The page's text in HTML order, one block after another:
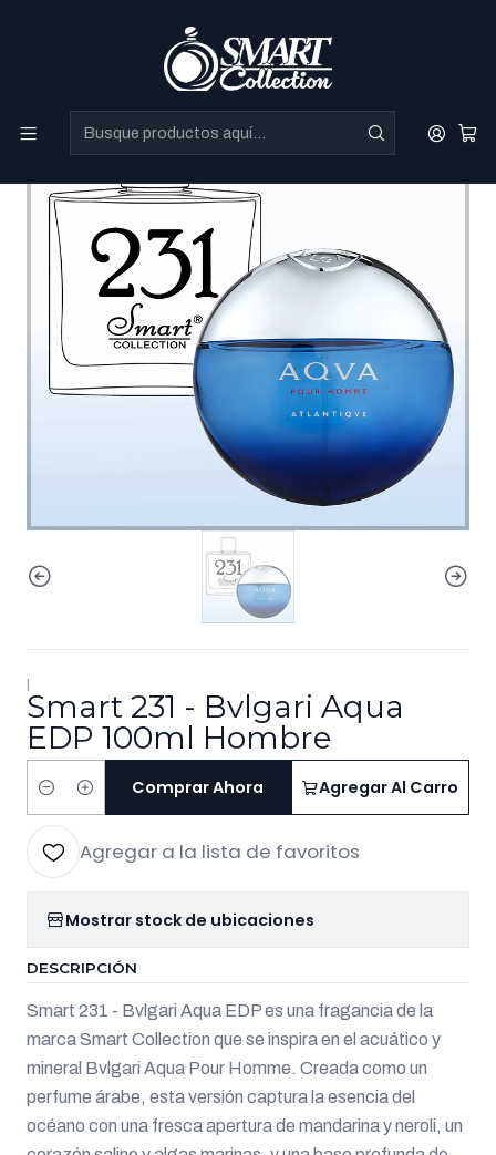
|
Smart 231 - Bvlgari Aqua
EDP 100ml Hombre
Cantidad
Agregar Al Carro
Comprar Ahora
Agregar a la lista de favoritos
Mostrar stock de ubicaciones
DESCRIPCIÓN
Smart 231 - Bvlgari Aqua EDP es una fragancia de la
marca Smart Collection que se inspira en el acuático y
mineral Bvlgari Aqua Pour Homme. Creada como un
perfume árabe, esta versión captura la esencia del
océano con una fresca apertura de mandarina y neroli, un